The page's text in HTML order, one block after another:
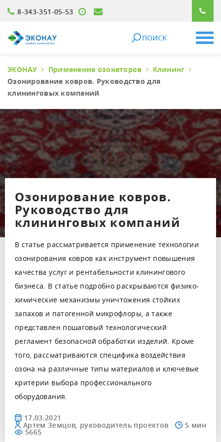
8-343-351-05-53
ПОИСК
ЭКОНАУ Применение озонаторов
Клининг
Озонирование ковров. Руководство для
клининговых компаний
Озонирование ковров.
Руководство для
клининговых компаний
В статье рассматривается применение технологии
озонирования ковров как инструмент повышения
качества услуг и рентабельности клинингового
бизнеса. В статье подробно раскрываются физико-
химические механизмы уничтожения стойких
запахов и патогенной микрофлоры, а также
представлен пошаговый технологический
регламент безопасной обработки изделий. Кроме
того, рассматриваются специфика воздействия
озона на различные типы материалов и ключевые
критерии выбора профессионального
оборудования.
17.03.2021
Артем Земцов, руководитель проектов
5665